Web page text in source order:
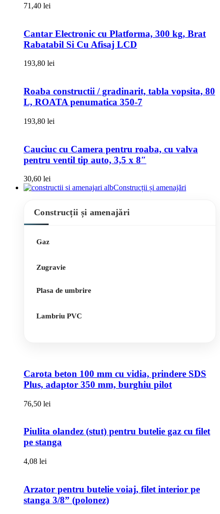
71,40 lei
Cantar Electronic cu Platforma, 300 kg, Brat
Rabatabil Si Cu Afisaj LCD
193,80 lei
Roaba constructii / gradinarit, tabla vopsita, 80
L, ROATA penumatica 350-7
193,80 lei
Cauciuc cu Camera pentru roaba, cu valva
pentru ventil tip auto, 3,5 x 8″
30,60 lei
Construcții și amenajări
Construcții și amenajări
Gaz
Zugravie
Plasa de umbrire
Lambriu PVC
Carota beton 100 mm cu vidia, prindere SDS
Plus, adaptor 350 mm, burghiu pilot
76,50 lei
Piulita olandez (stut) pentru butelie gaz cu filet
pe stanga
4,08 lei
Arzator pentru butelie voiaj, filet interior pe
stanga 3/8” (polonez)